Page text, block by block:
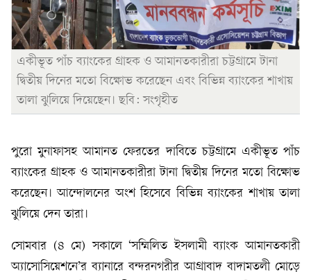
একীভূত পাঁচ ব্যাংকের গ্রাহক ও আমানতকারীরা চট্টগ্রামে টানা
দ্বিতীয় দিনের মতো বিক্ষোভ করেছেন এবং বিভিন্ন ব্যাংকের শাখায়
তালা ঝুলিয়ে দিয়েছেন। ছবি: সংগৃহীত
পুরো মুনাফাসহ আমানত ফেরতের দাবিতে চট্টগ্রামে একীভূত পাঁচ
ব্যাংকের গ্রাহক ও আমানতকারীরা টানা দ্বিতীয় দিনের মতো বিক্ষোভ
করেছেন। আন্দোলনের অংশ হিসেবে বিভিন্ন ব্যাংকের শাখায় তালা
ঝুলিয়ে দেন তারা।
সোমবার (৪ মে) সকালে ‘সম্মিলিত ইসলামী ব্যাংক আমানতকারী
অ্যাসোসিয়েশনে’র ব্যানারে বন্দরনগরীর আগ্রাবাদ বাদামতলী মোড়ে